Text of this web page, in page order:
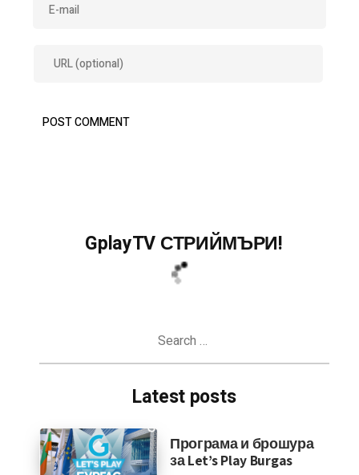
GplayTV СТРИЙМЪРИ!
Latest posts
Програма и брошура
за Let’s Play Burgas